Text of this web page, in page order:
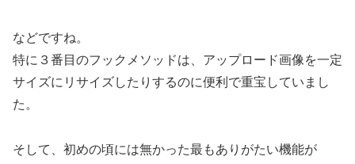
などですね。
特に３番目のフックメソッドは、アップロード画像を一定
サイズにリサイズしたりするのに便利で重宝していまし
た。
そして、初めの頃には無かった最もありがたい機能が